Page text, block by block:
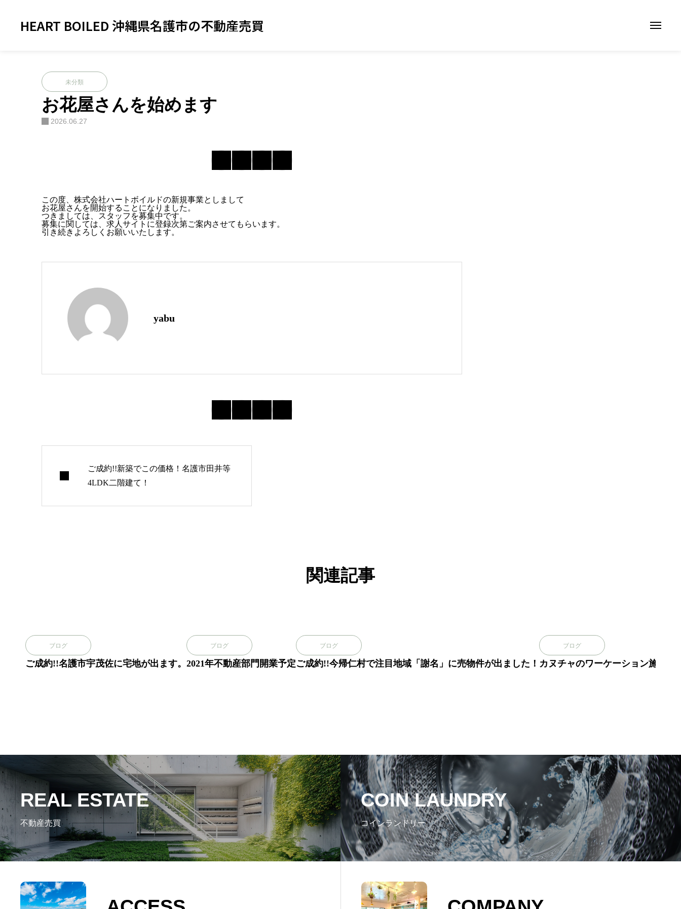
HEART BOILED 沖縄県名護市の不動産売買
未分類
お花屋さんを始めます
2026.06.27
この度、株式会社ハートボイルドの新規事業としまして
お花屋さんを開始することになりました。
つきましては、スタッフを募集中です。
募集に関しては、求人サイトに登録次第ご案内させてもらいます。
引き続きよろしくお願いいたします。
yabu
ご成約!!新築でこの価格！名護市田井等
4LDK二階建て！
関連記事
REAL ESTATE
不動産売買
COIN LAUNDRY
コインランドリー